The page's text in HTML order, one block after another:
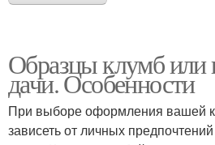
Образцы клумб или
дачи. Особенности
При выборе оформления вашей
зависеть от личных